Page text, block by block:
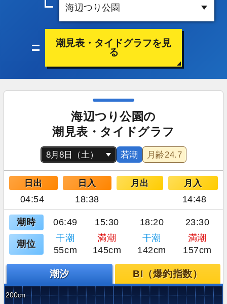
潮見表・タイドグラフを見
る
海辺つり公園の
潮見表・タイドグラフ
若潮 月齢24.7
日出 日入 月出 月入
04:54 18:38 14:48
潮時 06:49 15:30 18:20 23:30
潮位
干潮 満潮 干潮
満潮
55cm
145cm 142cm 157cm
潮汐 BI（爆釣指数）
200